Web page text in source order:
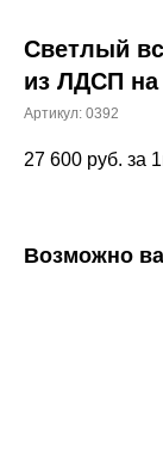
Светлый
из ЛДСП
Артикул: 0392
27 600 руб. за
Возможно